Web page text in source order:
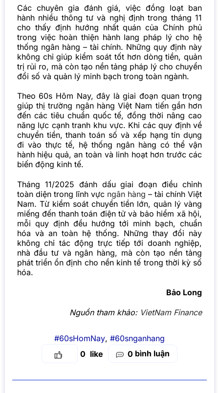
Các chuyên gia đánh giá, việc đồng loạt ban
hành nhiều thông tư và nghị định trong tháng 11
cho thấy định hướng nhất quán của Chính phủ
trong việc hoàn thiện hành lang pháp lý cho hệ
thống ngân hàng – tài chính. Những quy định này
không chỉ giúp kiểm soát tốt hơn dòng tiền, quản
trị rủi ro, mà còn tạo nền tảng pháp lý cho chuyển
đổi số và quản lý minh bạch trong toàn ngành.
Theo 60s Hôm Nay, đây là giai đoạn quan trọng
giúp thị trường ngân hàng Việt Nam tiến gần hơn
đến các tiêu chuẩn quốc tế, đồng thời nâng cao
năng lực cạnh tranh khu vực. Khi các quy định về
chuyển tiền, thanh toán số và xếp hạng tín dụng
đi vào thực tế, hệ thống ngân hàng có thể vận
hành hiệu quả, an toàn và linh hoạt hơn trước các
biến động kinh tế.
Tháng 11/2025 đánh dấu giai đoạn điều chỉnh
toàn diện trong lĩnh vực ngân hàng – tài chính Việt
Nam. Từ kiểm soát chuyển tiền lớn, quản lý vàng
miếng đến thanh toán điện tử và bảo hiểm xã hội,
mỗi quy định đều hướng tới minh bạch, chuẩn
hóa và an toàn hệ thống. Những thay đổi này
không chỉ tác động trực tiếp tới doanh nghiệp,
nhà đầu tư và ngân hàng, mà còn tạo nền tảng
phát triển ổn định cho nền kinh tế trong thời kỳ số
hóa.
Bảo Long
Nguồn tham khảo: VietNam Finance
#60sHomNay, #60snganhang
0
0 bình luận